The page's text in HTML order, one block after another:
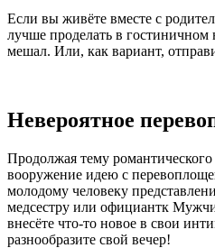
Если вы живёте вместе с
лучше проделать в
мешал. Или, как вариант,
Невероятное
Продолжая тему романтического
вооружение идею с
молодому человеку
медсестру или официантк
внесёте что-то новое в свои
разнообразите свой вечер!